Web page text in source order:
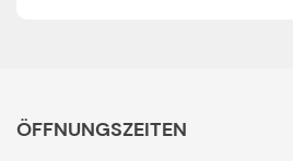
ÖFFNUNGSZEITEN